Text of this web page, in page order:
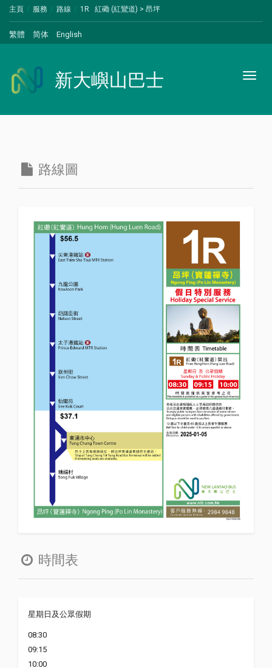
主頁 服務 路線 1R 紅磡 (紅鸞道) > 昂坪
繁體 简体 English
新大嶼山巴士
路線圖
時間表
星期日及公眾假期
08:30
09:15
10:00